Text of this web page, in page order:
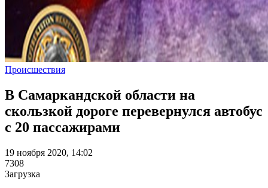
Происшествия
В Самаркандской области на
скользкой дороге перевернулся автобус
с 20 пассажирами
19 ноября 2020, 14:02
7308
Загрузка